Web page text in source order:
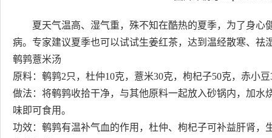
夏天气温高、湿气重，殊不知在酷热的夏季，为了身
病。专家建议夏季也可以试试生姜红茶，达到温经散寒、祛
鹌鹑薏米汤
原料：鹌鹑2只，杜仲10克，薏米30克，枸杞子50克，赤小
做法：将鹌鹑收拾干净，与其他原料一起放入砂锅内，加
味即可食用。
功效：鹌鹑有温补气血的作用，杜仲、枸杞子可补益肝肾，